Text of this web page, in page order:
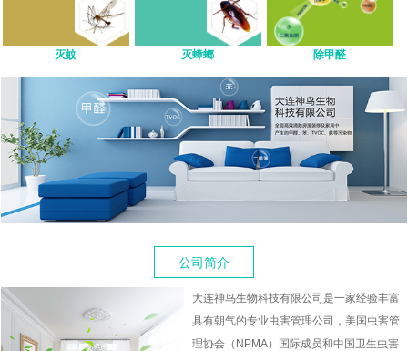
灭蚊 灭蟑螂 除甲醛
公司简介
大连神鸟生物科技有限公司是一家经验丰富
具有朝气的专业虫害管理公司，美国虫害管
理协会（NPMA）国际成员和中国卫生虫害